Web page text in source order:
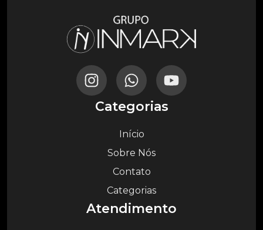
Categorias
Início
Sobre Nós
Contato
Categorias
Atendimento